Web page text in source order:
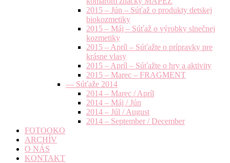
2015 – Jún – Súťaž o produkty detskej
biokozmetiky
2015 – Máj – Súťaž o výrobky slnečnej
kozmetiky
2015 – Apríl – Súťažte o prípravky pre
krásne vlasy
2015 – Apríl – Súťažte o hry a aktivity
2015 – Marec – FRAGMENT
— Súťaže 2014
2014 – Marec / Apríl
2014 – Máj / Jún
2014 – Júl / August
2014 – September / December
FOTOOKO
ARCHÍV
O NÁS
KONTAKT